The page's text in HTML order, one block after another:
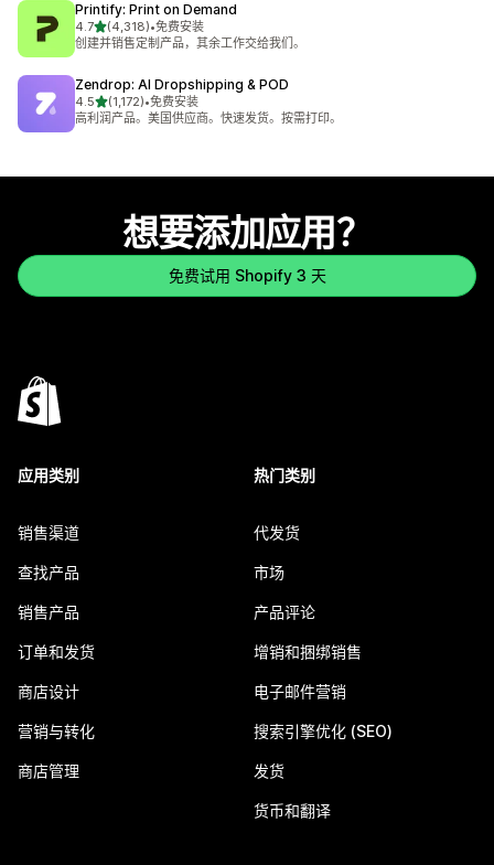
Printify: Print on Demand
4.7星（满分 5 星）
(4,318)
总共 4318 条评论
•免费安装
创建并销售定制产品，其余工作交给我们。
Zendrop: AI Dropshipping & POD
4.5星（满分 5 星）
(1,172)
总共 1172 条评论
•免费安装
高利润产品。美国供应商。快速发货。按需打印。
想要添加应用？
免费试用 Shopify 3 天
应用类别
销售渠道
查找产品
销售产品
订单和发货
商店设计
营销与转化
商店管理
热门类别
代发货
市场
产品评论
增销和捆绑销售
电子邮件营销
搜索引擎优化 (SEO)
发货
货币和翻译